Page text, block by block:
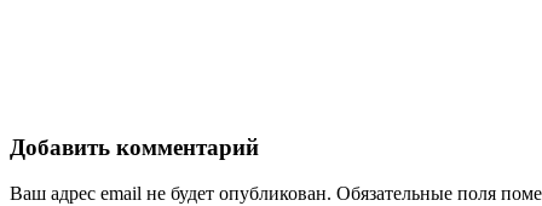
Добавить комментарий
Ваш адрес email не будет опубликован. Обязательные поля